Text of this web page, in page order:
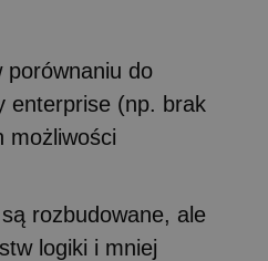
porównaniu do
enterprise (np. brak
możliwości
rozbudowane, ale
logiki i mniej